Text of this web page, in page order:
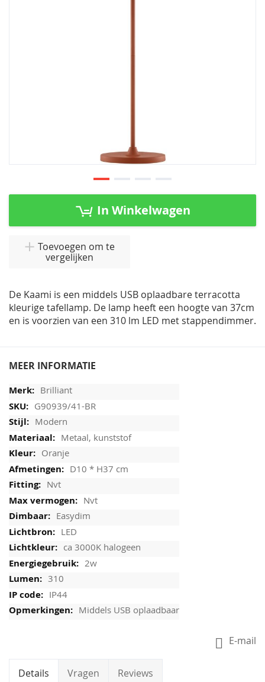
Ga
In Winkelwagen
Toevoegen om te
vergelijken
De Kaami is een middels USB oplaadbare terracotta
kleurige tafellamp. De lamp heeft een hoogte van 37cm
en is voorzien van een 310 lm LED met stappendimmer.
MEER INFORMATIE
Brilliant
G90939/41-BR
Modern
Metaal, kunststof
Oranje
D10 * H37 cm
Nvt
Nvt
Easydim
LED
ca 3000K halogeen
2w
310
IP44
Middels USB oplaadbaar
E-mail
Details Vragen Reviews